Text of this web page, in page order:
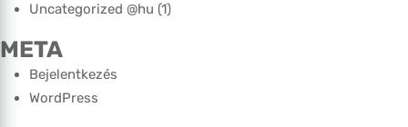
Uncategorized @hu (1)
META
Bejelentkezés
WordPress